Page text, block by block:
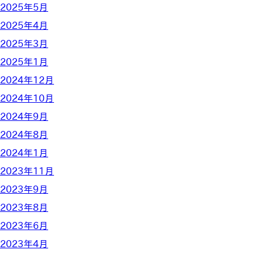
2025年5月
2025年4月
2025年3月
2025年1月
2024年12月
2024年10月
2024年9月
2024年8月
2024年1月
2023年11月
2023年9月
2023年8月
2023年6月
2023年4月